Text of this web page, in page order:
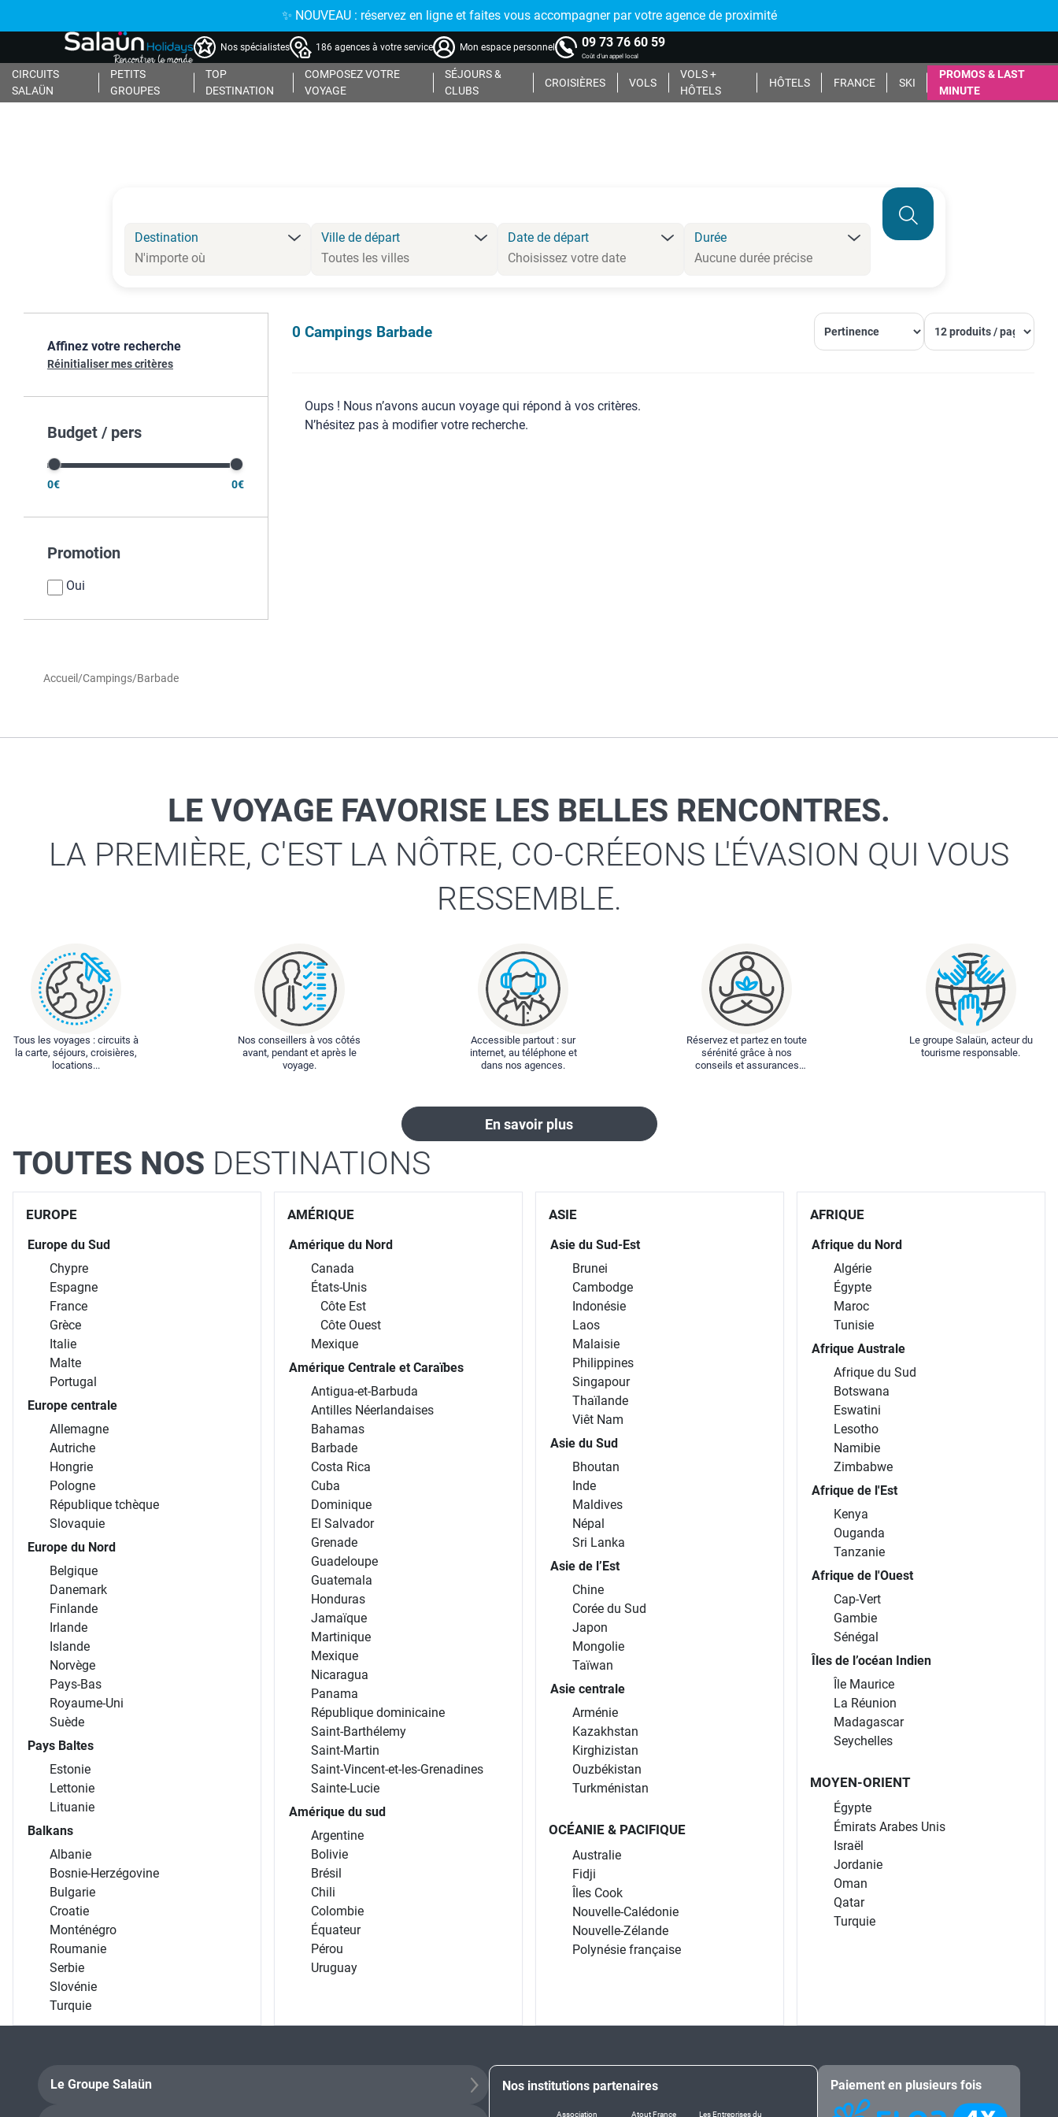
✨ NOUVEAU : réservez en ligne et faites vous accompagner par votre agence de proximité
Nos spécialistes 186 agences à votre service Mon espace personnel 09 73 76 60 59
Coût d'un appel local
CIRCUITS
SALAÜN
PETITS
GROUPES
TOP
DESTINATION
COMPOSEZ VOTRE
VOYAGE
SÉJOURS &
CLUBS
CROISIÈRES VOLS
VOLS +
HÔTELS
HÔTELS FRANCE SKI
PROMOS & LAST
MINUTE
Destination Ville de départ Date de départ Durée
Affinez votre recherche
Réinitialiser mes critères
Budget / pers
0€ 0€
Promotion
Oui
0 Campings Barbade
Oups ! Nous n’avons aucun voyage qui répond à vos critères.
N’hésitez pas à modifier votre recherche.
Accueil /Campings/Barbade
LE VOYAGE FAVORISE LES BELLES RENCONTRES.
LA PREMIÈRE, C'EST LA NÔTRE, CO-CRÉEONS L'ÉVASION QUI VOUS
RESSEMBLE.
Tous les voyages : circuits à
la carte, séjours, croisières,
locations...
Nos conseillers à vos côtés
avant, pendant et après le
voyage.
Accessible partout : sur
internet, au téléphone et
dans nos agences.
Réservez et partez en toute
sérénité grâce à nos
conseils et assurances
Le groupe Salaün, acteur du
tourisme responsable.
En savoir plus
TOUTES NOS DESTINATIONS
EUROPE
Europe du Sud
Chypre
Espagne
France
Grèce
Italie
Malte
Portugal
Europe centrale
Allemagne
Autriche
Hongrie
Pologne
République tchèque
Slovaquie
Europe du Nord
Belgique
Danemark
Finlande
Irlande
Islande
Norvège
Pays-Bas
Royaume-Uni
Suède
Pays Baltes
Estonie
Lettonie
Lituanie
Balkans
Albanie
Bosnie-Herzégovine
Bulgarie
Croatie
Monténégro
Roumanie
Serbie
Slovénie
Turquie
AMÉRIQUE
Amérique du Nord
Canada
États-Unis
Côte Est
Côte Ouest
Mexique
Amérique Centrale et Caraïbes
Antigua-et-Barbuda
Antilles Néerlandaises
Bahamas
Barbade
Costa Rica
Cuba
Dominique
El Salvador
Grenade
Guadeloupe
Guatemala
Honduras
Jamaïque
Martinique
Mexique
Nicaragua
Panama
République dominicaine
Saint-Barthélemy
Saint-Martin
Saint-Vincent-et-les-Grenadines
Sainte-Lucie
Amérique du sud
Argentine
Bolivie
Brésil
Chili
Colombie
Équateur
Pérou
Uruguay
ASIE
Asie du Sud-Est
Brunei
Cambodge
Indonésie
Laos
Malaisie
Philippines
Singapour
Thaïlande
Viêt Nam
Asie du Sud
Bhoutan
Inde
Maldives
Népal
Sri Lanka
Asie de l’Est
Chine
Corée du Sud
Japon
Mongolie
Taïwan
Asie centrale
Arménie
Kazakhstan
Kirghizistan
Ouzbékistan
Turkménistan
OCÉANIE & PACIFIQUE
Australie
Fidji
Îles Cook
Nouvelle-Calédonie
Nouvelle-Zélande
Polynésie française
AFRIQUE
Afrique du Nord
Algérie
Égypte
Maroc
Tunisie
Afrique Australe
Afrique du Sud
Botswana
Eswatini
Lesotho
Namibie
Zimbabwe
Afrique de l'Est
Kenya
Ouganda
Tanzanie
Afrique de l'Ouest
Cap-Vert
Gambie
Sénégal
Îles de l’océan Indien
Île Maurice
La Réunion
Madagascar
Seychelles
MOYEN-ORIENT
Égypte
Émirats Arabes Unis
Israël
Jordanie
Oman
Qatar
Turquie
Le Groupe Salaün Nos institutions partenaires
Association Atout France Les Entreprises du
Paiement en plusieurs fois